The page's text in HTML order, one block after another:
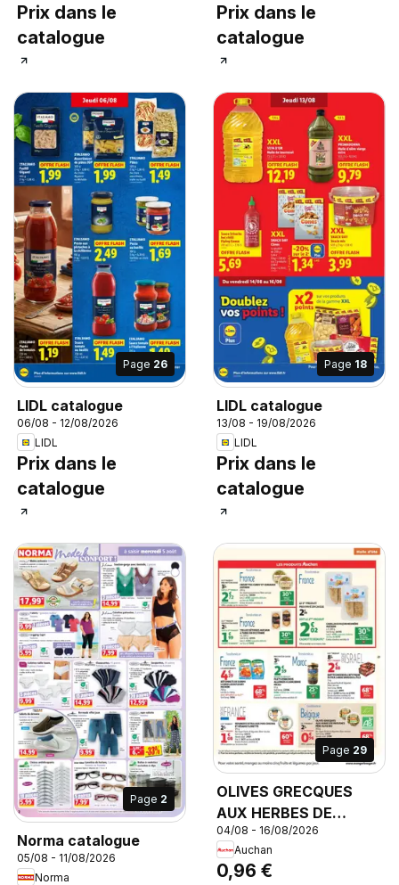
Prix dans le
catalogue
Prix dans le
catalogue
Page 26
LIDL catalogue
06/08 - 12/08/2026
LIDL
Prix dans le
catalogue
Page 18
LIDL catalogue
13/08 - 19/08/2026
LIDL
Prix dans le
catalogue
Page 2
Norma catalogue
05/08 - 11/08/2026
Norma
Page 29
OLIVES GRECQUES
AUX HERBES DE
PROVENCE PÈRE
OLIVE BIO, 150 g
04/08 - 16/08/2026
Auchan
0,96 €